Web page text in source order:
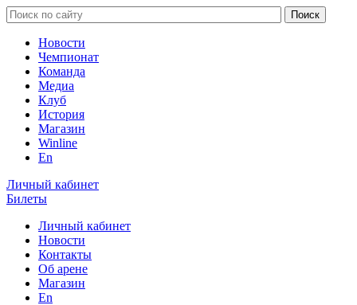
Новости
Чемпионат
Команда
Медиа
Клуб
История
Магазин
Winline
En
Личный кабинет
Билеты
Личный кабинет
Новости
Контакты
Об арене
Магазин
En